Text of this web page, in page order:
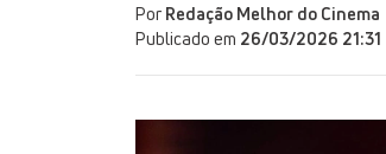
Por Redação Melhor do Cinema
Publicado em 26/03/2026 21:31